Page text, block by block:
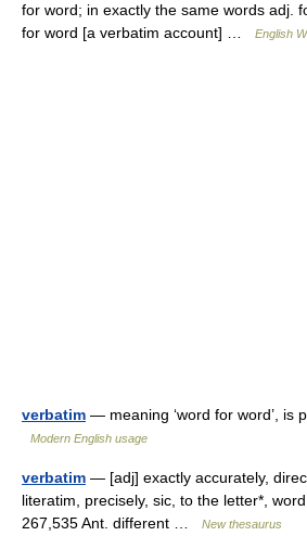
for word; in exactly the same words adj.
for word [a verbatim account] …
English
verbatim — meaning ‘word for word’, is
Modern English usage
verbatim — [adj] exactly accurately,
literatim, precisely, sic, to the letter*,
267,535 Ant. different …
New thesaurus